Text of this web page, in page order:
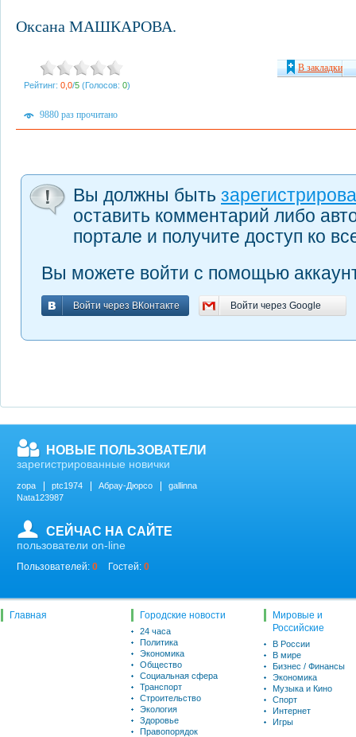
Оксана МАШКАРОВА.
Рейтинг: 0,0/5 (Голосов: 0)
В закладки
9880 раз прочитано
Вы должны быть
оставить комментарий либо
портале и получите доступ ко
Вы можете войти с помощью
Войти через ВКонтакте
Войти через ВКонтакте Войти через Google
Войти через Google
НОВЫЕ ПОЛЬЗОВАТЕЛИ
зарегистрированные новички
zopa ptc1974 Абрау-Дюрсо
gallinna
Nata123987
СЕЙЧАС НА САЙТЕ
пользователи on-line
Пользователей: 0 Гостей: 0
Главная Городские новости
24 часа
Политика
Экономика
Общество
Социальная сфера
Транспорт
Строительство
Экология
Здоровье
Правопорядок
Мировые и
Российские
В России
В мире
Бизнес / Финансы
Экономика
Музыка и Кино
Спорт
Интернет
Игры